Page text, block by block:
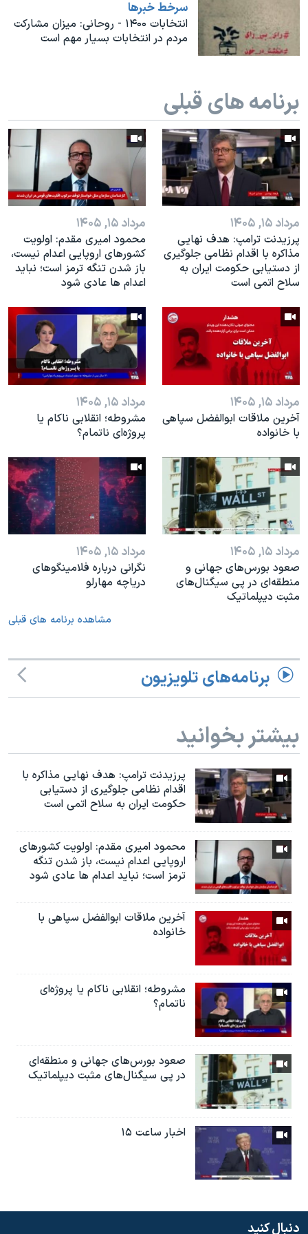
نرگس محمدی برنده جایزه نوبل صلح
همایش محافظه‌کاران آمریکا «سی‌پک»
سفر پرزیدنت ترامپ به چین
سرخط خبرها
انتخابات ۱۴۰۰ - روحانی: میزان مشارکت
مردم در انتخابات بسیار مهم است
برنامه های قبلی
مرداد ۱۵, ۱۴۰۵
پرزیدنت ترامپ: هدف نهایی
مذاکره با اقدام نظامی جلوگیری
از دستیابی حکومت ایران به
سلاح اتمی است
مرداد ۱۵, ۱۴۰۵
محمود امیری مقدم: اولویت
کشورهای اروپایی اعدام نیست،
باز شدن تنگه ترمز است؛ نباید
اعدام ها عادی شود
مرداد ۱۵, ۱۴۰۵
آخرین ملاقات ابوالفضل سپاهی
با خانواده
مرداد ۱۵, ۱۴۰۵
مشروطه؛ انقلابى ناكام یا
پروژه‌ای نا‌تمام؟
مرداد ۱۵, ۱۴۰۵
صعود بورس‌های جهانی و
منطقه‌ای در پی سیگنال‌های
مثبت دیپلماتیک
مرداد ۱۵, ۱۴۰۵
نگرانی درباره فلامینگوهای
دریاچه مهارلو
مشاهده برنامه های قبلی
برنامه‌های تلویزیون
بیشتر بخوانید
پرزیدنت ترامپ: هدف نهایی مذاکره با
اقدام نظامی جلوگیری از دستیابی
حکومت ایران به سلاح اتمی است
محمود امیری مقدم: اولویت کشورهای
اروپایی اعدام نیست، باز شدن تنگه
ترمز است؛ نباید اعدام ها عادی شود
آخرین ملاقات ابوالفضل سپاهی با
خانواده
مشروطه؛ انقلابى ناكام یا پروژه‌ای
نا‌تمام؟
صعود بورس‌های جهانی و منطقه‌ای
در پی سیگنال‌های مثبت دیپلماتیک
اخبار ساعت ۱۵
دنبال کنید